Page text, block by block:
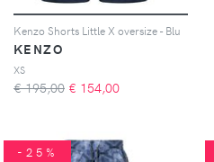
Kenzo Shorts Little X oversize - Blu
KENZO
XS
€ 195,00 € 154,00
-25%